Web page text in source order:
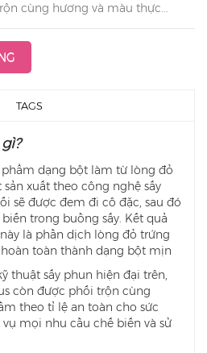
cùng hương và màu thực...
TAGS
dạng bột làm từ lòng đỏ
xuất theo công nghệ sấy
sẽ được đem đi cô đặc, sau đó
trong buồng sấy. Kết quả
là phần dịch lòng đỏ trứng
toàn thành dạng bột mịn
thuật sấy phun hiện đại trên,
còn được phối trộn cùng
theo tỉ lệ an toàn cho sức
vụ mọi nhu cầu chế biến và sử